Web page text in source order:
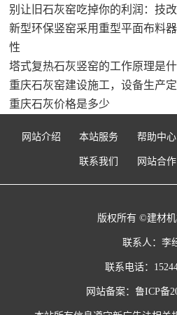
别让旧石灰窑吃掉你的利润：技
新型环保竖窑采用重型平面布料
性
塔式复热石灰竖窑的工作原理是
重庆石灰窑建设施工，设备生产定
重庆石灰价格是多少
网站介绍 本站服务 帮助中心
联系我们 网站合作
版权所有 ©建材
联系人：李
联系电话：
网站备案： 鲁ICP备